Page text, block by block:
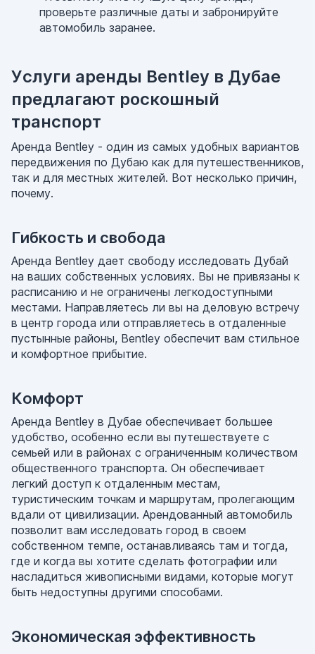
проверьте различные даты и забронируйте
автомобиль заранее.
Услуги аренды Bentley в Дубае
предлагают роскошный
транспорт
Аренда Bentley - один из самых удобных вариантов
передвижения по Дубаю как для путешественников,
так и для местных жителей. Вот несколько причин,
почему.
Гибкость и свобода
Аренда Bentley дает свободу исследовать Дубай
на ваших собственных условиях. Вы не привязаны к
расписанию и не ограничены легкодоступными
местами. Направляетесь ли вы на деловую встречу
в центр города или отправляетесь в отдаленные
пустынные районы, Bentley обеспечит вам стильное
и комфортное прибытие.
Комфорт
Аренда Bentley в Дубае обеспечивает большее
удобство, особенно если вы путешествуете с
семьей или в районах с ограниченным количеством
общественного транспорта. Он обеспечивает
легкий доступ к отдаленным местам,
туристическим точкам и маршрутам, пролегающим
вдали от цивилизации. Арендованный автомобиль
позволит вам исследовать город в своем
собственном темпе, останавливаясь там и тогда,
где и когда вы хотите сделать фотографии или
насладиться живописными видами, которые могут
быть недоступны другими способами.
Экономическая эффективность